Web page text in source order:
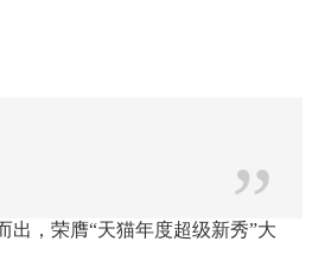
”
出，荣膺“天猫年度超级新秀”大